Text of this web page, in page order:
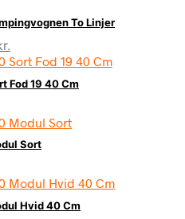
To Linjer
aktuelle
pris
er:
Fod 19 40 Cm
Sort
Hvid 40 Cm